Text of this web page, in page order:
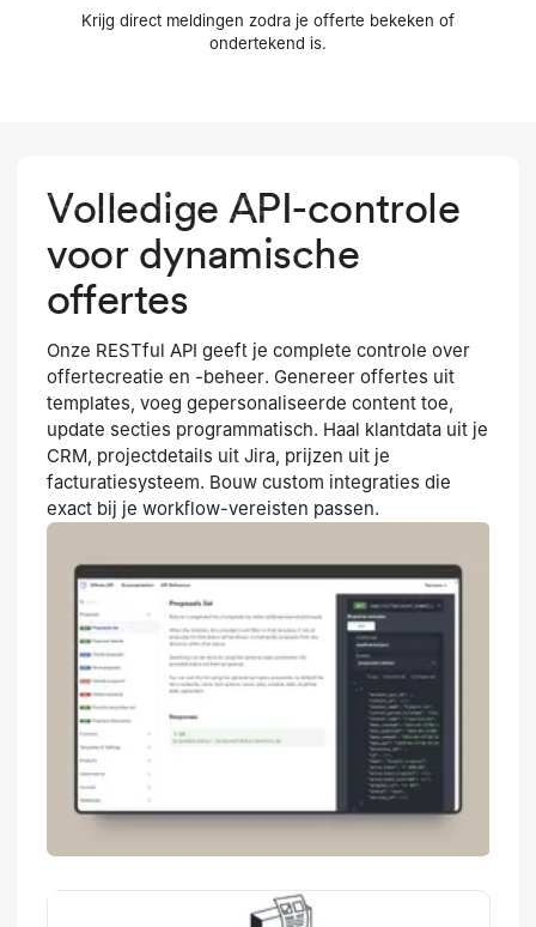
Krijg direct meldingen zodra je offerte bekeken of
ondertekend is.
Volledige API-controle
voor dynamische
offertes
Onze RESTful API geeft je complete controle over
offertecreatie en -beheer. Genereer offertes uit
templates, voeg gepersonaliseerde content toe,
update secties programmatisch. Haal klantdata uit je
CRM, projectdetails uit Jira, prijzen uit je
facturatiesysteem. Bouw custom integraties die
exact bij je workflow-vereisten passen.